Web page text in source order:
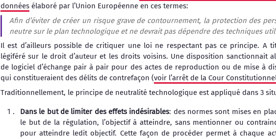
données élaboré par l’Union Européenne en ces termes:
Afin d’éviter de créer un risque grave de contournement, la protection des
neutre sur le plan technologique et ne devrait pas dépendre des techniques
Il est d’ailleurs possible de critiquer une loi ne respectant pas ce principe. A
légiféré sur le droit d’auteur et les droits voisins. Une disposition sanctionnait
de logiciel d’échange pair à pair pour des actes de reproduction ou de mise à
qui constitueraient des délits de contrefaçon (voir l’arrêt de la Cour
Traditionnellement, le principe de neutralité technologique est appliqué dans 3
Dans le but de limiter des effets indésirables: des normes sont mises en
le but de la régulation, l’objectif à atteindre, sans mentionner ou
pour atteindre ledit objectif. Cette façon de procéder permet à chaque